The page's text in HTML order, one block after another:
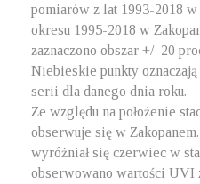
pomiarów z lat 1993-2018
okresu 1995-2018 w
zaznaczono obszar +/–20
Niebieskie punkty
serii dla danego dnia roku.
Ze względu na położenie
obserwuje się w
wyróżniał się czerwiec w
obserwowano wartości UVI